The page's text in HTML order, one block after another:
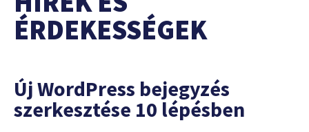
ÉRDEKESSÉGEK
Új WordPress bejegyzés
szerkesztése 10 lépésben